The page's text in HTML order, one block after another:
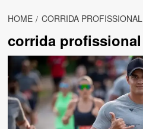
HOME CORRIDA PROFISSIONAL
corrida profissional